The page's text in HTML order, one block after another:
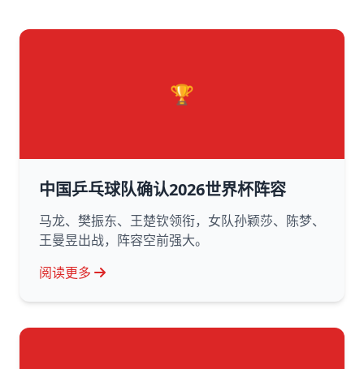
🏆
中国乒乓球队确认2026世界杯阵容
马龙、樊振东、王楚钦领衔，女队孙颖莎、陈梦、
王曼昱出战，阵容空前强大。
阅读更多